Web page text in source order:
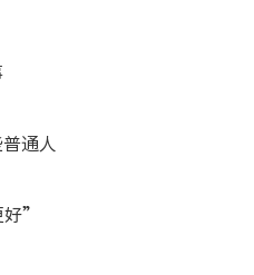
通人
好”